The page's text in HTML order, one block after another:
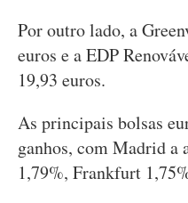
Por outro lado, a
euros e a EDP
19,93 euros.
As principais bolsas
ganhos, com Madrid a
1,79%, Frankfurt